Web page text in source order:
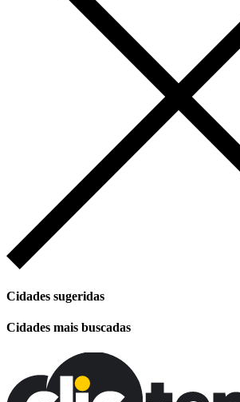
Cidades sugeridas
Cidades mais buscadas